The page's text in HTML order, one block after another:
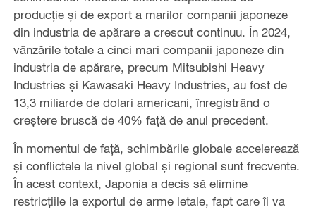
producție și de export a marilor companii japoneze
din industria de apărare a crescut continuu. În 2024,
vânzările totale a cinci mari companii japoneze din
industria de apărare, precum Mitsubishi Heavy
Industries și Kawasaki Heavy Industries, au fost de
13,3 miliarde de dolari americani, înregistrând o
creștere bruscă de 40% față de anul precedent.
În momentul de faţă, schimbările globale accelerează
și conflictele la nivel global și regional sunt frecvente.
În acest context, Japonia a decis să elimine
restricțiile la exportul de arme letale, fapt care îi va